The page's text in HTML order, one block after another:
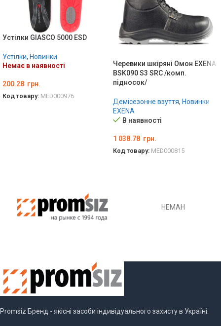
Устілки GIASCO 5000 ESD
Устілки, Новинки
Немає в наявності
200.28 грн.
Код товару: MED000976
Черевики шкіряні Омон EXENA
BSK090 S3 SRC /комп.
підносок/
Демісезонне взуття, Новинки
EXENA
В наявності
1 038.78 грн.
Код товару: MED000815
НЕМАН
Promsiz Бренд - якісні засоби індивідуального захисту в Україні.